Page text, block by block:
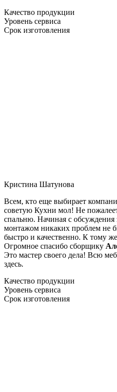
Качество продукции
Уровень сервиса
Срок изготовления
Кристина Шатунова
Всем, кто еще выбирает
советую Кухни мол! Не
спальню. Начиная с обсуждения
монтажом никаких проблем не
быстро и качественно. К тому
Огромное спасибо сборщику
Это мастер своего дела! Всю
здесь.
Качество продукции
Уровень сервиса
Срок изготовления